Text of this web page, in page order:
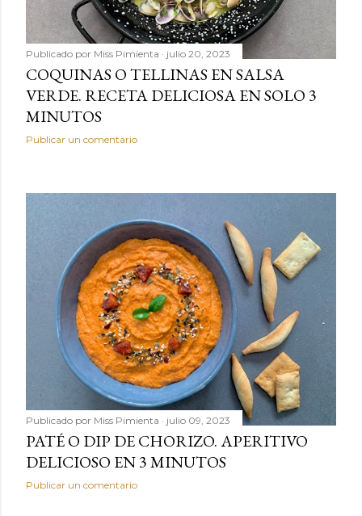
Publicado por Miss Pimienta julio 20, 2023
COQUINAS O TELLINAS EN SALSA
VERDE. RECETA DELICIOSA EN SOLO 3
MINUTOS
Publicar un comentario
Publicado por Miss Pimienta julio 09, 2023
PATÉ O DIP DE CHORIZO. APERITIVO
DELICIOSO EN 3 MINUTOS
Publicar un comentario